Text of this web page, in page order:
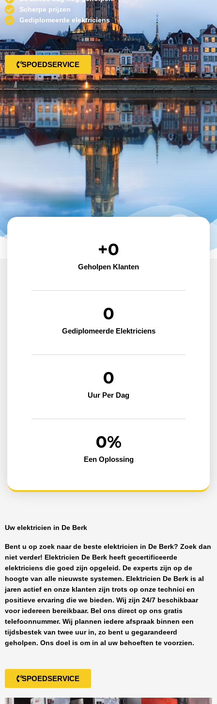
Scherpe prijzen
Gediplomeerde elektriciens
SPOEDSERVICE
Geholpen Klanten
+0
Gediplomeerde Elektriciens
0
Uur Per Dag
0
Een Oplossing
0%
Uw elektricien in De Berk
Bent u op zoek naar de beste elektricien in De Berk? Zoek dan
niet verder! Elektricien De Berk heeft gecertificeerde
elektriciens die goed zijn opgeleid. De experts zijn op de
hoogte van alle nieuwste systemen. Elektricien De Berk is al
jaren actief en onze klanten zijn trots op onze technici en
positieve ervaring die we bieden. Wij zijn 24/7 beschikbaar
voor iedereen bereikbaar. Bel ons direct op ons gratis
telefoonnummer. Wij plannen iedere afspraak binnen een
tijdsbestek van twee uur in, zo bent u gegarandeerd
geholpen. Ons doel is om in al uw behoeften te voorzien.
SPOEDSERVICE